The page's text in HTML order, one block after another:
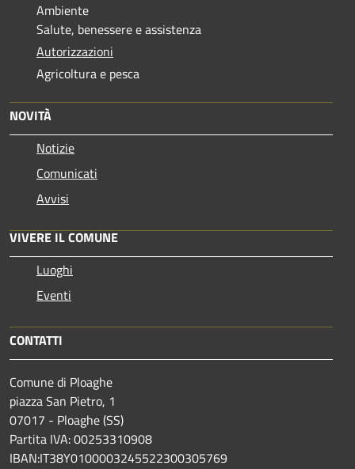
Ambiente
Salute, benessere e assistenza
Autorizzazioni
Agricoltura e pesca
NOVITÀ
Notizie
Comunicati
Avvisi
VIVERE IL COMUNE
Luoghi
Eventi
CONTATTI
Comune di Ploaghe
piazza San Pietro, 1
07017 - Ploaghe (SS)
Partita IVA: 00253310908
IBAN:IT38Y0100003245522300305769